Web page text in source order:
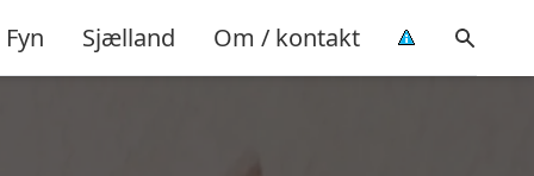
Fyn Sjælland Om / kontakt